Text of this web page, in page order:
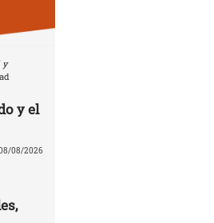
y
y el
08/2026